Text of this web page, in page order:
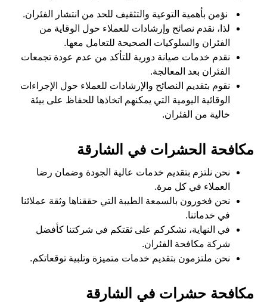
نؤمن بأهمية التوعية والتثقيف للحد من انتشار الفئران.
لذا، نقدم نصائح وإرشادات للعملاء حول الوقاية من
الفئران والسلوكيات الصحيحة للتعامل معها.
نقدم خدمات صيانة دورية للتأكد من عدم عودة تجمعات
الفئران بعد المعالجة.
نقوم بتقديم النصائح والإرشادات للعملاء حول الإجراءات
الوقائية اليومية التي يمكنهم اتخاذها للحفاظ على بيئة
خالية من الفئران.
مكافحة الحشرات في الشارقة
نحن نلتزم بتقديم خدمات عالية الجودة وضمان رضا
العملاء في كل مرة.
نحن فخورون بالسمعة الطيبة التي حققناها وثقة عملائنا
في خدماتنا.
في النهاية، نشكركم على ثقتكم في شركتنا كأفضل
شركة مكافحة الفئران.
نحن ملتزمون بتقديم خدمات متميزة وتلبية توقعاتكم.
مكافحة حشرات في الشارقة